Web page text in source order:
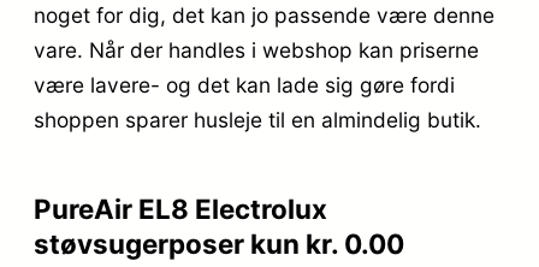
noget for dig, det kan jo passende være denne
vare. Når der handles i webshop kan priserne
være lavere- og det kan lade sig gøre fordi
shoppen sparer husleje til en almindelig butik.
PureAir EL8 Electrolux
støvsugerposer kun kr. 0.00